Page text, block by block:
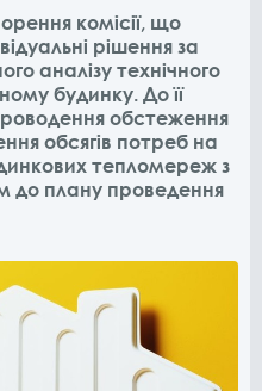
комісії, що
рішення за
аналізу технічного
будинку. До її
обстеження
обсягів потреб на
тепломереж з
до плану проведення